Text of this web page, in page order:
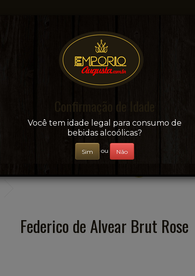
Sua conveniência e adega on-line!
+ BEBIDAS
Federico de Alvear Brut Rose
Confirmação de Idade
Você tem idade legal para consumo de
bebidas alcoólicas?
Sim ou Não